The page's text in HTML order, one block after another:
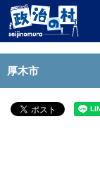
厚木市